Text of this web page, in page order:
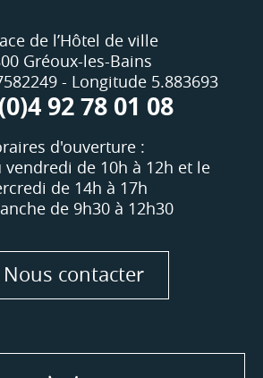
de l’Hôtel de ville
Gréoux-les-Bains
- Longitude 5.883693
92 78 01 08
d'ouverture :
de 10h à 12h et le
de 14h à 17h
de 9h30 à 12h30
Nous contacter